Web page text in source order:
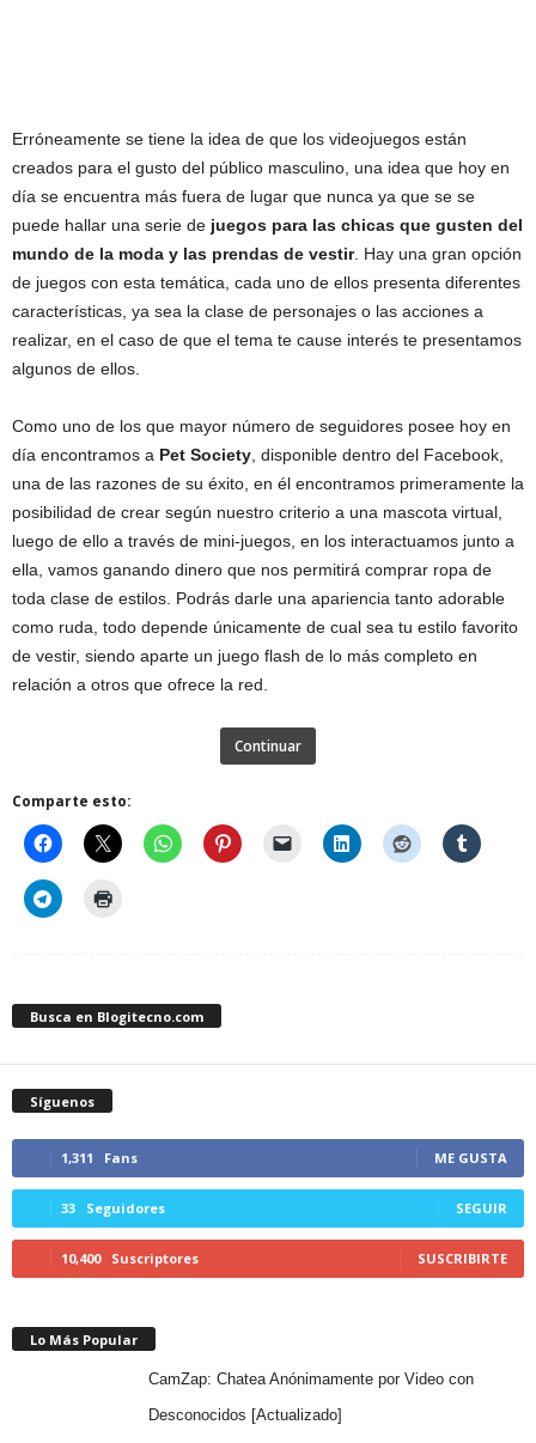
Erróneamente se tiene la idea de que los videojuegos están
creados para el gusto del público masculino, una idea que hoy en
día se encuentra más fuera de lugar que nunca ya que se se
puede hallar una serie de juegos para las chicas que gusten del
mundo de la moda y las prendas de vestir. Hay una gran opción
de juegos con esta temática, cada uno de ellos presenta diferentes
características, ya sea la clase de personajes o las acciones a
realizar, en el caso de que el tema te cause interés te presentamos
algunos de ellos.
Como uno de los que mayor número de seguidores posee hoy en
día encontramos a Pet Society, disponible dentro del Facebook,
una de las razones de su éxito, en él encontramos primeramente la
posibilidad de crear según nuestro criterio a una mascota virtual,
luego de ello a través de mini-juegos, en los interactuamos junto a
ella, vamos ganando dinero que nos permitirá comprar ropa de
toda clase de estilos. Podrás darle una apariencia tanto adorable
como ruda, todo depende únicamente de cual sea tu estilo favorito
de vestir, siendo aparte un juego flash de lo más completo en
relación a otros que ofrece la red.
Continuar
Comparte esto:
Busca en Blogitecno.com
Síguenos
1,311 Fans ME GUSTA
33 Seguidores SEGUIR
10,400 Suscriptores SUSCRIBIRTE
Lo Más Popular
CamZap: Chatea Anónimamente por Video con
Desconocidos [Actualizado]